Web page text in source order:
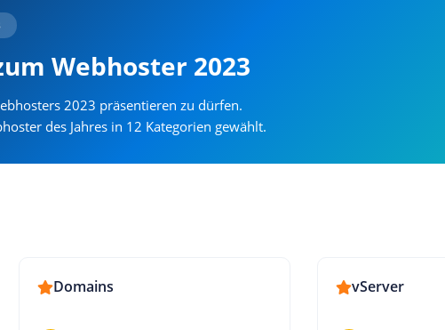
Webhoster 2023
2023 präsentieren zu dürfen.
des Jahres in 12 Kategorien gewählt.
Domains vServer